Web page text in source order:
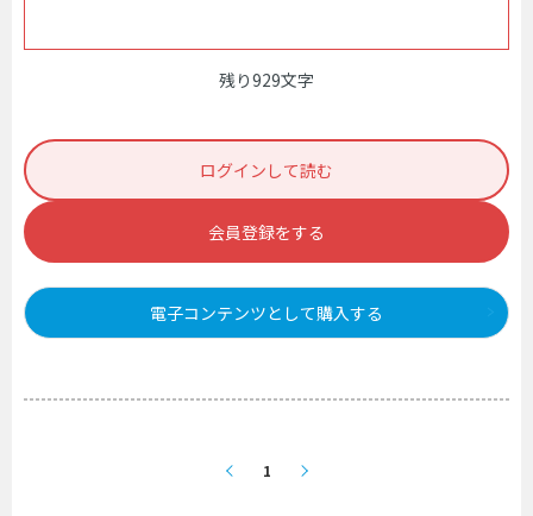
残り929文字
ログインして読む
会員登録をする
電子コンテンツとして購入する
1